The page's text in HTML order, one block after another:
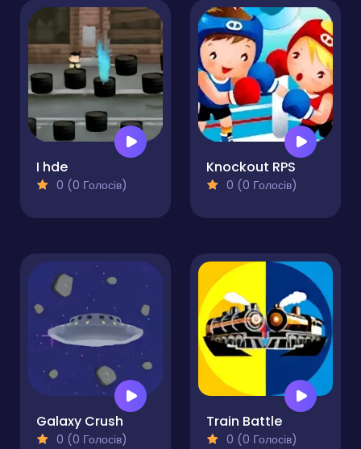
I hde
0 (0 Голосів)
Knockout RPS
0 (0 Голосів)
Galaxy Crush
0 (0 Голосів)
Train Battle
0 (0 Голосів)